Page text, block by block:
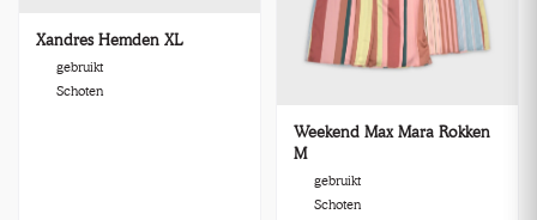
Xandres Hemden XL
gebruikt
Schoten
Weekend Max Mara Rokken
M
gebruikt
Schoten